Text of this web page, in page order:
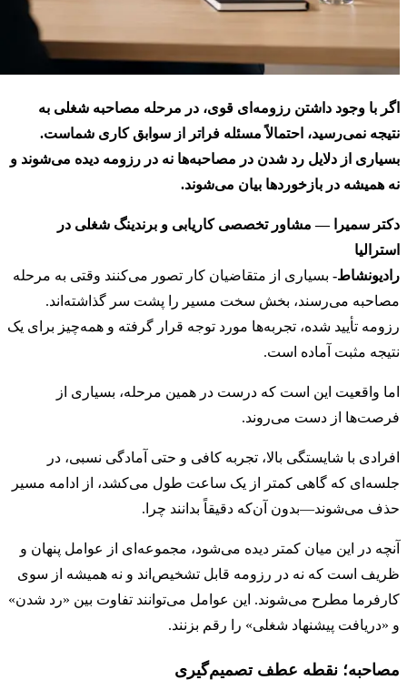
اگر با وجود داشتن رزومه‌ای قوی، در مرحله مصاحبه شغلی به
نتیجه نمی‌رسید، احتمالاً مسئله فراتر از سوابق کاری شماست.
بسیاری از دلایل رد شدن در مصاحبه‌ها نه در رزومه دیده می‌شوند و
نه همیشه در بازخوردها بیان می‌شوند.
دکتر سمیرا — مشاور تخصصی کاریابی و برندینگ شغلی در
استرالیا
رادیونشاط- بسیاری از متقاضیان کار تصور می‌کنند وقتی به مرحله
مصاحبه می‌رسند، بخش سخت مسیر را پشت سر گذاشته‌اند.
رزومه تأیید شده، تجربه‌ها مورد توجه قرار گرفته و همه‌چیز برای یک
نتیجه مثبت آماده است.
اما واقعیت این است که درست در همین مرحله، بسیاری از
فرصت‌ها از دست می‌روند.
افرادی با شایستگی بالا، تجربه کافی و حتی آمادگی نسبی، در
جلسه‌ای که گاهی کمتر از یک ساعت طول می‌کشد، از ادامه مسیر
حذف می‌شوند—بدون آن‌که دقیقاً بدانند چرا.
آنچه در این میان کمتر دیده می‌شود، مجموعه‌ای از عوامل پنهان و
ظریف است که نه در رزومه قابل تشخیص‌اند و نه همیشه از سوی
کارفرما مطرح می‌شوند. این عوامل می‌توانند تفاوت بین «رد شدن»
و «دریافت پیشنهاد شغلی» را رقم بزنند.
مصاحبه؛ نقطه عطف تصمیم‌گیری